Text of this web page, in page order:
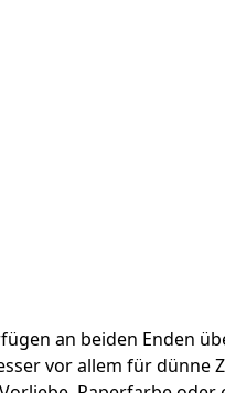
an beiden
vor allem für dünne